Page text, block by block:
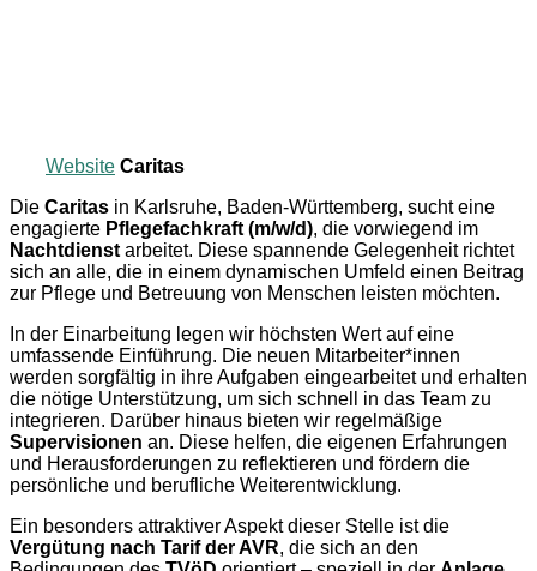
Website Caritas
Die Caritas in Karlsruhe, Baden-Württemberg, sucht eine
engagierte Pflegefachkraft (m/w/d), die vorwiegend im
Nachtdienst arbeitet. Diese spannende Gelegenheit richtet
sich an alle, die in einem dynamischen Umfeld einen Beitrag
zur Pflege und Betreuung von Menschen leisten möchten.
In der Einarbeitung legen wir höchsten Wert auf eine
umfassende Einführung. Die neuen Mitarbeiter*innen
werden sorgfältig in ihre Aufgaben eingearbeitet und erhalten
die nötige Unterstützung, um sich schnell in das Team zu
integrieren. Darüber hinaus bieten wir regelmäßige
Supervisionen an. Diese helfen, die eigenen Erfahrungen
und Herausforderungen zu reflektieren und fördern die
persönliche und berufliche Weiterentwicklung.
Ein besonders attraktiver Aspekt dieser Stelle ist die
Vergütung nach Tarif der AVR, die sich an den